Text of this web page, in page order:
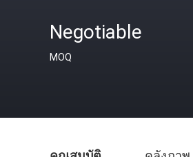
Negotiable
MOQ